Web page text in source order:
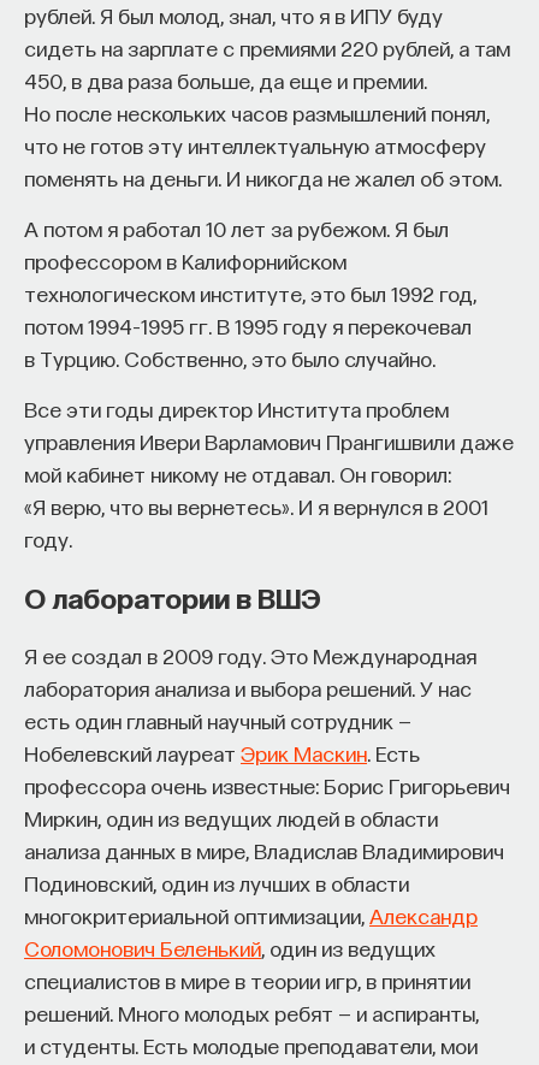
рублей. Я был молод, знал, что я в ИПУ буду
сидеть на зарплате с премиями 220 рублей, а там
450, в два раза больше, да еще и премии.
Но после нескольких часов размышлений понял,
что не готов эту интеллектуальную атмосферу
поменять на деньги. И никогда не жалел об этом.
А потом я работал 10 лет за рубежом. Я был
профессором в Калифорнийском
технологическом институте, это был 1992 год,
потом 1994–1995 гг. В 1995 году я перекочевал
в Турцию. Собственно, это было случайно.
Все эти годы директор Института проблем
управления Ивери Варламович Прангишвили даже
мой кабинет никому не отдавал. Он говорил:
«Я верю, что вы вернетесь». И я вернулся в 2001
году.
О лаборатории в ВШЭ
Я ее создал в 2009 году. Это Международная
лаборатория анализа и выбора решений. У нас
есть один главный научный сотрудник —
Нобелевский лауреат Эрик Маскин . Есть
профессора очень известные: Борис Григорьевич
Миркин, один из ведущих людей в области
анализа данных в мире, Владислав Владимирович
Подиновский, один из лучших в области
многокритериальной оптимизации, Александр
Соломонович Беленький , один из ведущих
специалистов в мире в теории игр, в принятии
решений. Много молодых ребят — и аспиранты,
и студенты. Есть молодые преподаватели, мои
Внеси свой вклад в дело
просвещения!
ПОДДЕРЖАТЬ ПОСТНАУКУ